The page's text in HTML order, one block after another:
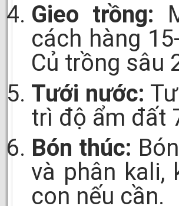
Gieo trồng:
cách hàng
Củ trồng sâu
Tưới nước:
trì độ ẩm đất
Bón thúc:
và phân kali,
con nếu cần.